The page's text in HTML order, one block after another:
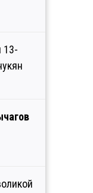
13-